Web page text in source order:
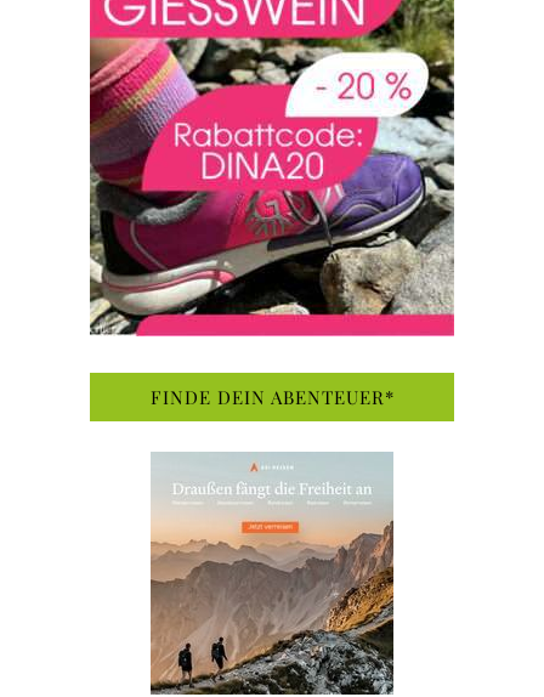
FINDE DEIN ABENTEUER*